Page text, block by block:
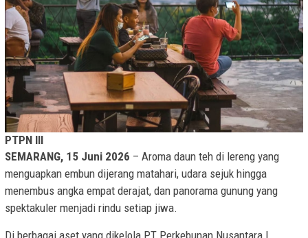
PTPN III
SEMARANG, 15 Juni 2026 – Aroma daun teh di lereng yang
menguapkan embun dijerang matahari, udara sejuk hingga
menembus angka empat derajat, dan panorama gunung yang
spektakuler menjadi rindu setiap jiwa.
Di berbagai aset yang dikelola PT Perkebunan Nusantara I